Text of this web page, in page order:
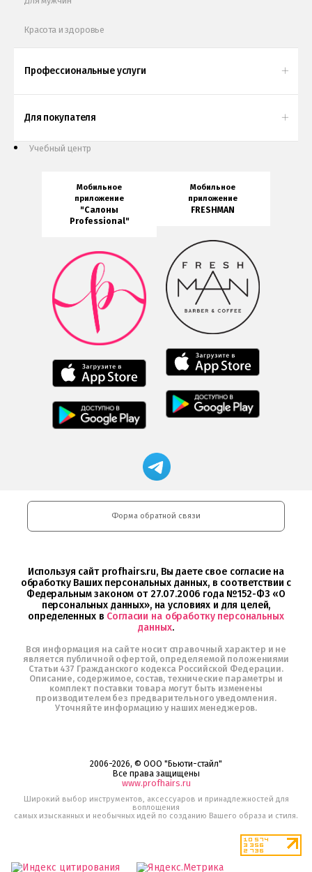
Красота и здоровье
Профессиональные услуги
Для покупателя
Учебный центр
Мобильное
приложение
"Салоны
Professional"
Мобильное
приложение
Салоны
Professional
загрузить
в
Google
Мобильное
приложение
Салоны
загрузить
в
App
Мобильное
приложение
Салоны
Мобильное
приложение
FRESHMAN
Мобильное
приложение
FRESHMAN
в
Google
Play
Мобильное
приложение
Freshman
в
App
Store
Мобильное
приложение
FRESHMAN
Магазин
профессиональной
косметики
и
Интернет-
Форма обратной связи
Используя сайт profhairs.ru, Вы даете свое согласие на
обработку Ваших персональных данных, в соответствии с
Федеральным законом от 27.07.2006 года №152-ФЗ «О
персональных данных», на условиях и для целей,
определенных в Согласии на обработку персональных
данных.
Вся информация на сайте носит справочный характер и не
является публичной офертой, определяемой положениями
Статьи 437 Гражданского кодекса Российской Федерации.
Описание, содержимое, состав, технические параметры и
комплект поставки товара могут быть изменены
производителем без предварительного уведомления.
Уточняйте информацию у наших менеджеров.
2006-2026, © ООО "Бьюти-стайл"
Все права защищены
www.profhairs.ru
Широкий выбор инструментов, аксессуаров и принадлежностей для
воплощения
самых изысканных и необычных идей по созданию Вашего образа и стиля.